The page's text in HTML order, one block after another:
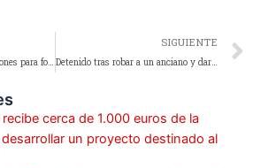
SIGUIENTE
Detenido tras robar a un anciano y darle un puñetazo en plena calle de Martos
cerca de 1.000 euros de la
un proyecto destinado al